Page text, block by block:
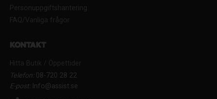
Personuppgiftshantering
FAQ/Vanliga frågor
Kontakt
Hitta Butik / Öppettider
Telefon:08-720 28 22
E-post:Info@assist.se